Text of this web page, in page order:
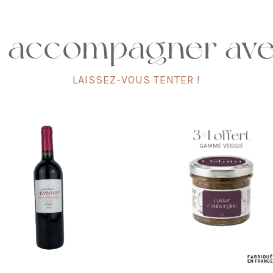
accompagner
LAISSEZ-VOUS TENTER !